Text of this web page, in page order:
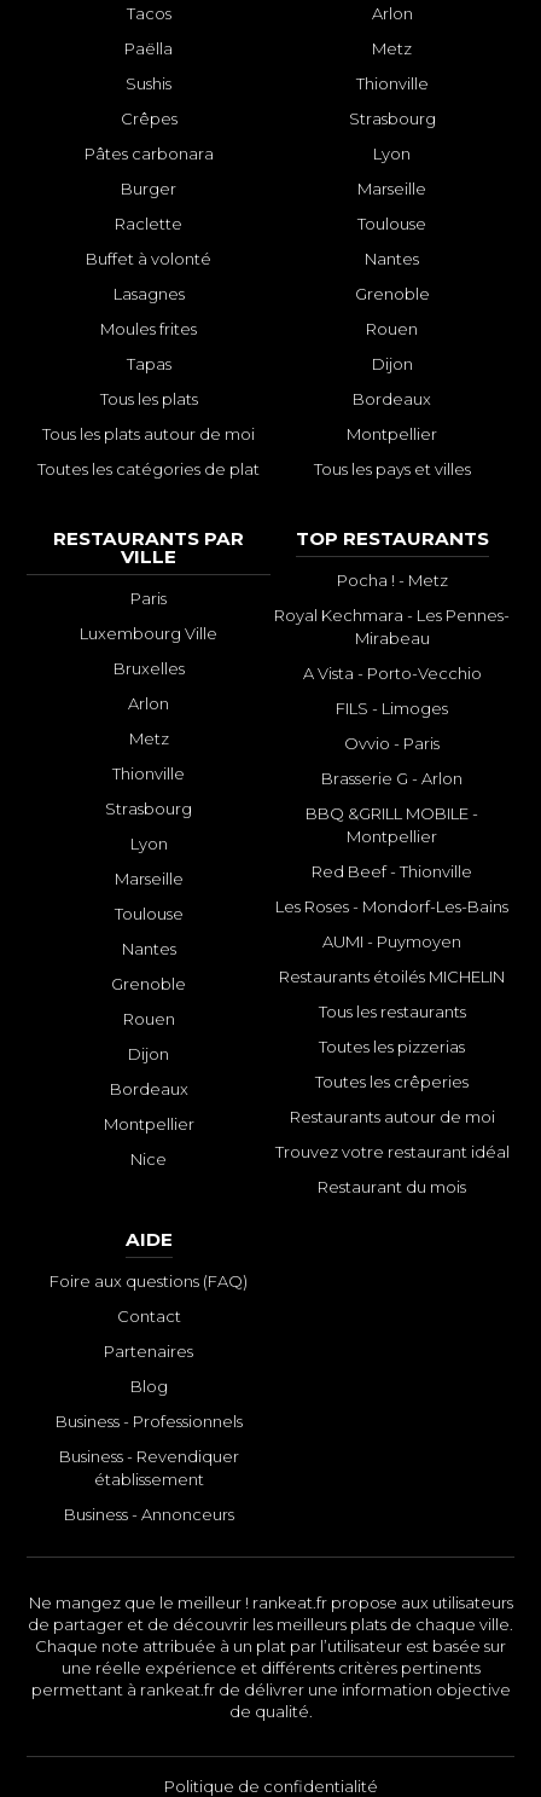
Tacos
Paëlla
Sushis
Crêpes
Pâtes carbonara
Burger
Raclette
Buffet à volonté
Lasagnes
Moules frites
Tapas
Tous les plats
Tous les plats autour de moi
Toutes les catégories de plat
Arlon
Metz
Thionville
Strasbourg
Lyon
Marseille
Toulouse
Nantes
Grenoble
Rouen
Dijon
Bordeaux
Montpellier
Tous les pays et villes
RESTAURANTS PAR
VILLE
Paris
Luxembourg Ville
Bruxelles
Arlon
Metz
Thionville
Strasbourg
Lyon
Marseille
Toulouse
Nantes
Grenoble
Rouen
Dijon
Bordeaux
Montpellier
Nice
TOP RESTAURANTS
Pocha ! - Metz
Royal Kechmara - Les Pennes-
Mirabeau
A Vista - Porto-Vecchio
FILS - Limoges
Ovvio - Paris
Brasserie G - Arlon
BBQ &GRILL MOBILE -
Montpellier
Red Beef - Thionville
Les Roses - Mondorf-Les-Bains
AUMI - Puymoyen
Restaurants étoilés MICHELIN
Tous les restaurants
Toutes les pizzerias
Toutes les crêperies
Restaurants autour de moi
Trouvez votre restaurant idéal
Restaurant du mois
AIDE
Foire aux questions (FAQ)
Contact
Partenaires
Blog
Business - Professionnels
Business - Revendiquer
établissement
Business - Annonceurs
Ne mangez que le meilleur ! rankeat.fr propose aux utilisateurs
de partager et de découvrir les meilleurs plats de chaque ville.
Chaque note attribuée à un plat par l’utilisateur est basée sur
une réelle expérience et différents critères pertinents
permettant à rankeat.fr de délivrer une information objective
de qualité.
Politique de confidentialité